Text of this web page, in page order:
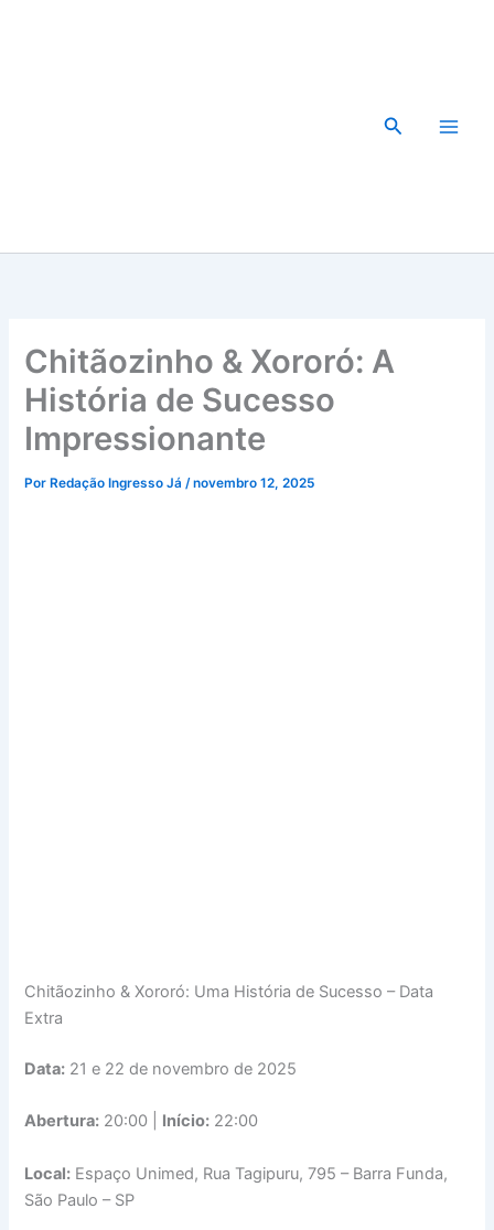
Pesquisar
Chitãozinho & Xororó: A
História de Sucesso
Impressionante
Por Redação Ingresso Já/novembro 12, 2025
Chitãozinho & Xororó: Uma História de Sucesso – Data
Extra
Data: 21 e 22 de novembro de 2025
Abertura: 20:00 | Início: 22:00
Local: Espaço Unimed, Rua Tagipuru, 795 – Barra Funda,
São Paulo – SP